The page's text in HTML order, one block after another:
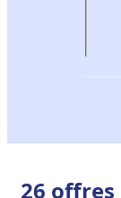
26 offres